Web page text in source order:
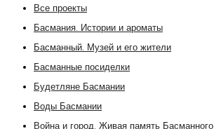
Все проекты
Басмания. Истории и ароматы
Басманный. Музей и его жители
Басманные посиделки
Будетляне Басмании
Воды Басмании
Война и город. Живая память Басманного